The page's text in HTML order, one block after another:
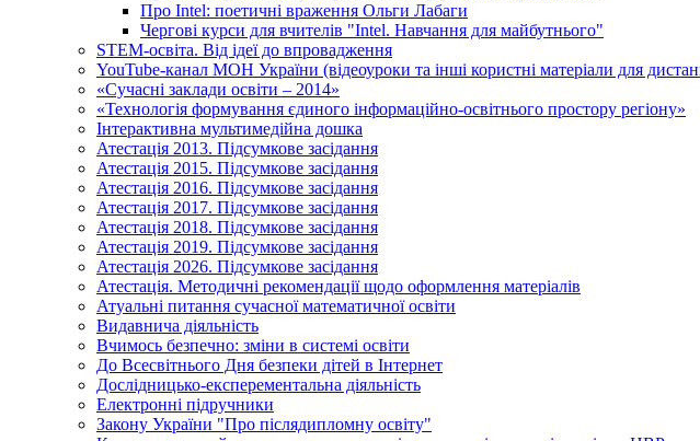
Про Intel: поетичні враження Ольги Лабаги
Чергові курси для вчителів "Intel. Навчання для майбутнього"
STEM-освіта. Від ідеї до впровадження
YouTube-канал МОН України (відеоуроки та інші користні матеріали для
«Сучасні заклади освіти – 2014»
«Технологія формування єдиного інформаційно-освітнього простору регіону»
Інтерактивна мультимедійна дошка
Атестація 2013. Підсумкове засідання
Атестація 2015. Підсумкове засідання
Атестація 2016. Підсумкове засідання
Атестація 2017. Підсумкове засідання
Атестація 2018. Підсумкове засідання
Атестація 2019. Підсумкове засідання
Атестація 2026. Підсумкове засідання
Атестація. Методичні рекомендації щодо оформлення матеріалів
Атуальні питання сучасної математичної освіти
Видавнича діяльність
Вчимось безпечно: зміни в системі освіти
До Всесвітнього Дня безпеки дітей в Інтернет
Дослідницько-експерементальна діяльність
Електронні підручники
Закону України "Про післядипломну освіту"